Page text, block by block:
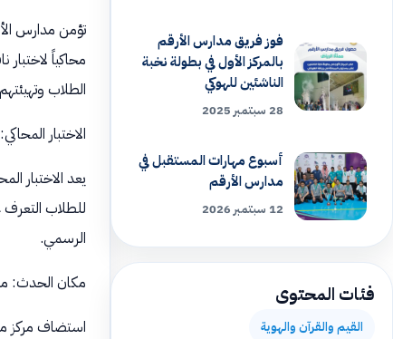
تؤمن مدارس
محاكياً
الطلاب
الاختبار
يعد الاختبار
للطلاب التعرف
الرسمي.
مكان الحدث:
استضاف مركز
فوز فريق مدارس الأرقم
بالمركز الأول في بطولة نخبة
الناشئين للهوكي
28 سبتمبر 2025
أسبوع مهارات المستقبل في
مدارس الأرقم
12 سبتمبر 2026
فئات المحتوى
القيم والقرآن والهوية